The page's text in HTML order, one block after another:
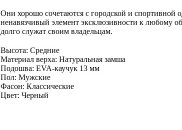
Они хорошо сочетаются с городской и спортивной
ненавязчивый элемент эксклюзивности к любому
долго служат своим владельцам.
Высота: Средние
Материал верха: Натуральная замша
Подошва: EVA-каучук 13 мм
Пол: Мужские
Фасон: Классические
Цвет: Черный